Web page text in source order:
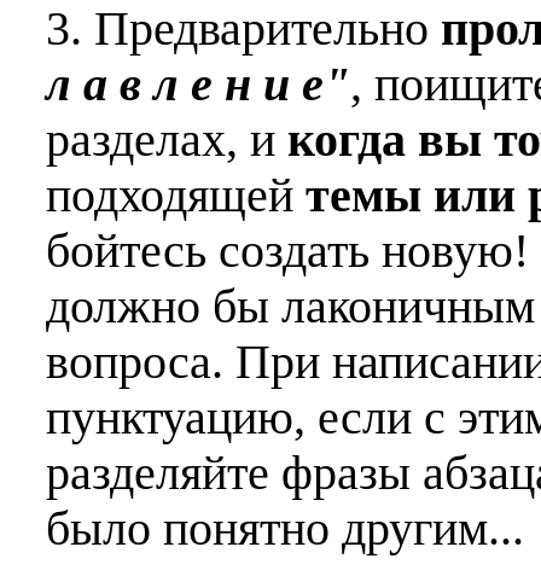
3. Предварительно
л а в л е н и е",
разделах, и когда вы
подходящей темы или
бойтесь создать
должно бы лаконичным
вопроса. При
пунктуацию, если с
разделяйте фразы
было понятно другим...